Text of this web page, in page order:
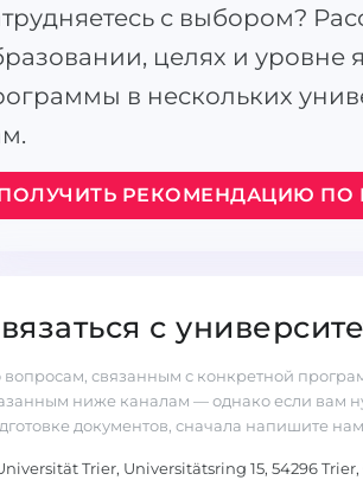
с выбором?
целях и
в нескольких
РЕКОМЕНДАЦИЮ ПО
с
вопросам, связанным с конкретной
ниже каналам — однако если вам
документов, сначала напишите
Trier, Universitätsring 15, 54296